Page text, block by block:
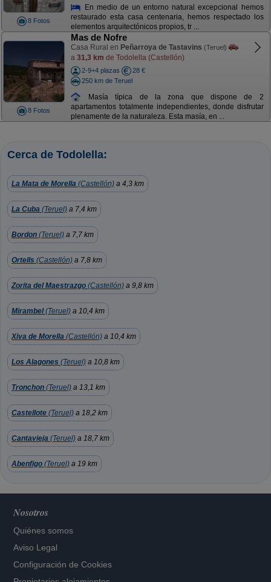
8 Fotos
En medio de un entorno natural excepcional hemos
restaurado esta casa centenaria, hemos respectado los
elementos arquitectónicos propios, tr ...
8 Fotos
Mas de Nofre
Casa Rural en Peñarroya de Tastavins (Teruel)
a 31,3 km de Todolella (Castellón)
2-9+4 plazas
28 €
250 km de Teruel
Masía típica de la zona que dispone de 2
apartamentos totalmente independientes, donde disfrutar
plenamente de la naturaleza. Esta masía, en ...
Cerca de Todolella:
La Mata de Morella (Castellón) a 4,3 km
La Cuba (Teruel) a 7,4 km
Bordon (Teruel) a 7,7 km
Ortells (Castellón) a 7,8 km
Zorita del Maestrazgo (Castellón) a 9,8 km
Mirambel(Teruel) a 10,4 km
Xiva de Morella (Castellón) a 10,4 km
Los Alagones (Teruel) a 10,8 km
Tronchon (Teruel) a 13,1 km
Castellote (Teruel) a 18,2 km
Cantavieja (Teruel) a 18,7 km
Abenfigo (Teruel) a 19 km
Nosotros
Quiénes somos
Aviso Legal
Configuración de Cookies